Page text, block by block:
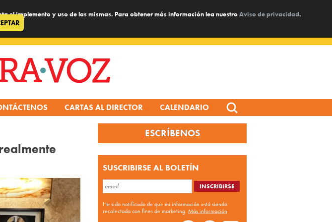
el implemento y uso de las mismas. Para obtener más información lea nuestroAviso de privacidad.
CARTAS AL DIRECTOR CALENDARIO
Search
for:
ESCRÍBENOS
SUSCRIBIRSE AL BOLETÍN
He sido notificado de que mi información está siendo
recolectada con fines de marketing. Más información